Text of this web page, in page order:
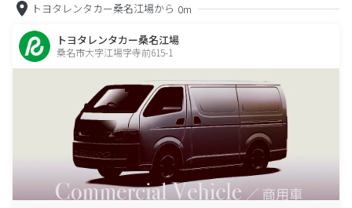
トヨタレンタカー桑名江場から 0m
トヨタレンタカー桑名江場
桑名市大字江場字寺前615-1